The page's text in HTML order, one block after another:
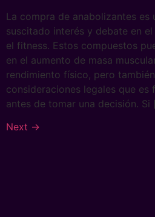
La compra de anabolizantes es
suscitado interés y debate en
el fitness. Estos compuestos
en el aumento de masa
rendimiento físico, pero
consideraciones legales que es
antes de tomar una decisión. Si
Next →